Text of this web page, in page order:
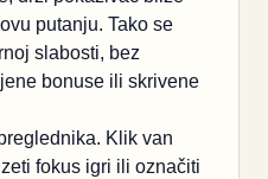
putanju. Tako se
slabosti, bez
bonuse ili skrivene
Klik van
fokus igri ili označiti